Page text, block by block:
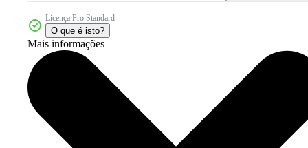
Licença Pro Standard
O que é isto?
Mais informações